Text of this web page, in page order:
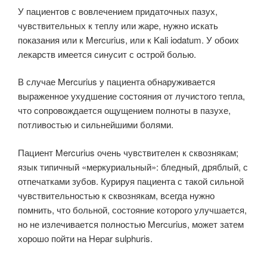
У пациентов с вовлечением придаточных пазух,
чувствительных к теплу или жаре, нужно искать
показания или к Mercurius, или к Kali iodatum. У обоих
лекарств имеется синусит с острой болью.
В случае Mercurius у пациента обнаруживается
выраженное ухудшение состояния от лучистого тепла,
что сопровождается ощущением полноты в пазухе,
потливостью и сильнейшими болями.
Пациент Mercurius очень чувствителен к сквознякам;
язык типичный «меркуриальный»: бледный, дряблый, с
отпечатками зубов. Курируя пациента с такой сильной
чувствительностью к сквознякам, всегда нужно
помнить, что больной, состояние которого улучшается,
но не излечивается полностью Mercurius, может затем
хорошо пойти на Hepar sulphuris.